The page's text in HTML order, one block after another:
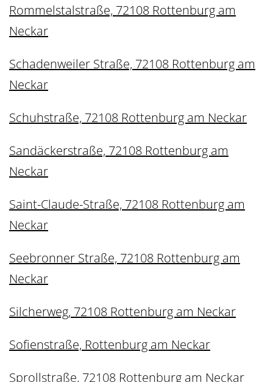
Rommelstalstraße, 72108 Rottenburg am
Neckar
Schadenweiler Straße, 72108 Rottenburg am
Neckar
Schuhstraße, 72108 Rottenburg am Neckar
Sandäckerstraße, 72108 Rottenburg am
Neckar
Saint-Claude-Straße, 72108 Rottenburg am
Neckar
Seebronner Straße, 72108 Rottenburg am
Neckar
Silcherweg, 72108 Rottenburg am Neckar
Sofienstraße, Rottenburg am Neckar
Sprollstraße, 72108 Rottenburg am Neckar